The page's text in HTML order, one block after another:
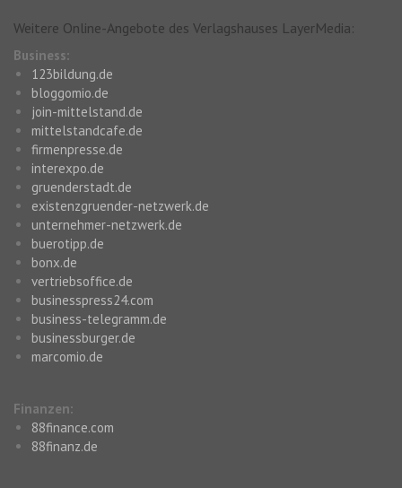
Weitere Online-Angebote des Verlagshauses LayerMedia:
Business:
123bildung.de
bloggomio.de
join-mittelstand.de
mittelstandcafe.de
firmenpresse.de
interexpo.de
gruenderstadt.de
existenzgruender-netzwerk.de
unternehmer-netzwerk.de
buerotipp.de
bonx.de
vertriebsoffice.de
businesspress24.com
business-telegramm.de
businessburger.de
marcomio.de
Finanzen:
88finance.com
88finanz.de